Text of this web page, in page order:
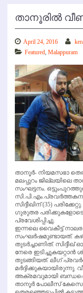
താനൂരില്‍
April 24, 2016
Featured Malappuram
താനൂര്‍- നിയമസഭാ
മലപ്പുറം ജില്ലയിലെ
സംഘട്ടനം.
സിദ്ദീഖിന് (35)
ഗുരുതര പരിക്കുകളോടെ
പ്രവേശിപ്പിച്ചു.
ഇന്നലെ വൈകീട്ട്
സംഘര്‍ഷമുണ്ടായത്.
തുടര്‍ച്ചാണിത്.
നേരെ
തുടങ്ങിയത്. ലീഗ്
മര്‍ദ്ദിക്കുകയായിരുന്നു.
അക്രമവുമായി
താനൂര്‍ പോലീസ്